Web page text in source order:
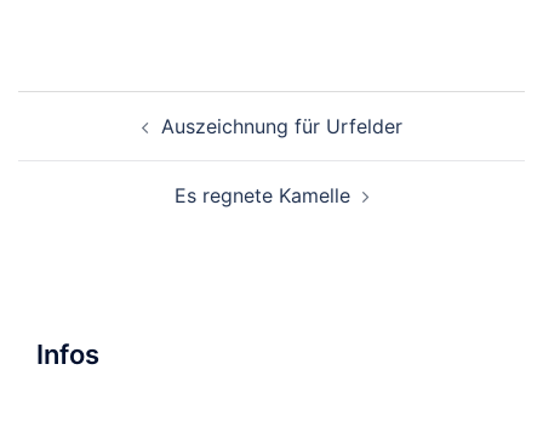
Auszeichnung für Urfelder
Es regnete Kamelle
Infos